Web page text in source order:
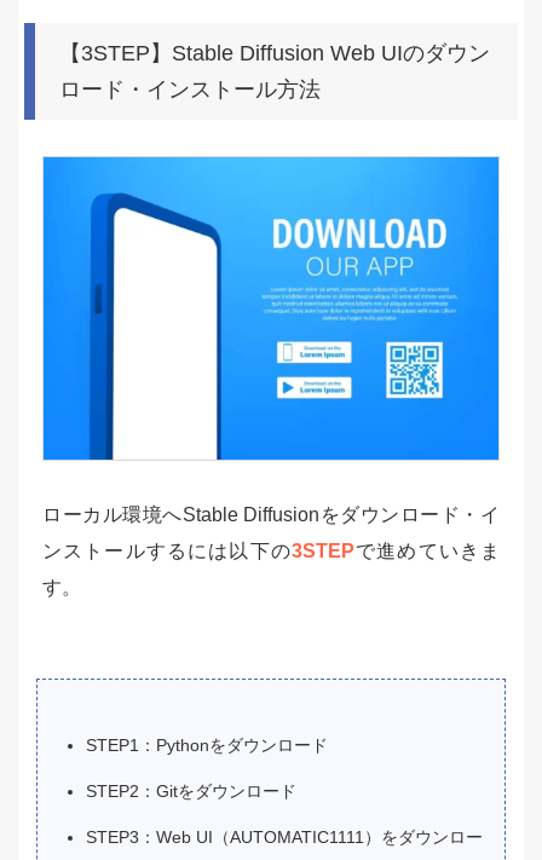
【3STEP】Stable Diffusion Web UIのダウン
ロード・インストール方法
ローカル環境へStable Diffusionをダウンロード・イ
ンストールするには以下の3STEPで進めていきま
す。
STEP1：Pythonをダウンロード
STEP2：Gitをダウンロード
STEP3：Web UI（AUTOMATIC1111）をダウンロー